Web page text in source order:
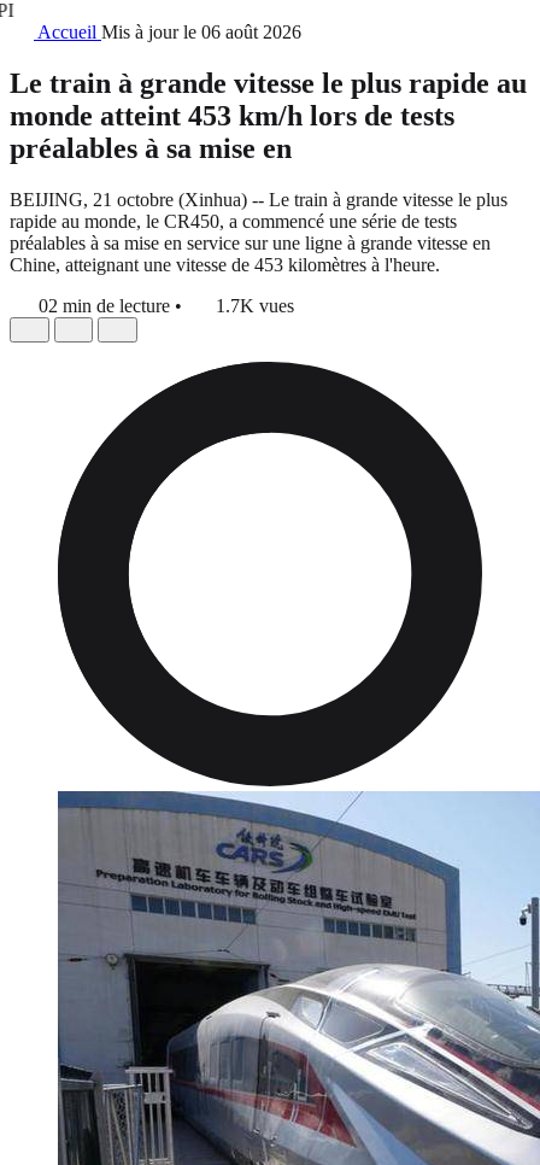
Accueil Mis à jour le 06 août 2026
Le train à grande vitesse le plus rapide au
monde atteint 453 km/h lors de tests
préalables à sa mise en
BEIJING, 21 octobre (Xinhua) -- Le train à grande vitesse le plus
rapide au monde, le CR450, a commencé une série de tests
préalables à sa mise en service sur une ligne à grande vitesse en
Chine, atteignant une vitesse de 453 kilomètres à l'heure.
02 min de lecture • 1.7K vues